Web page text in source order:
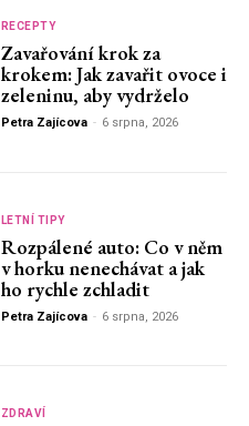
RECEPTY
Zavařování krok za
krokem: Jak zavařit ovoce i
zeleninu, aby vydrželo
Petra Zajícova - 6 srpna, 2026
LETNÍ TIPY
Rozpálené auto: Co v něm
v horku nenechávat a jak
ho rychle zchladit
Petra Zajícova - 6 srpna, 2026
ZDRAVÍ